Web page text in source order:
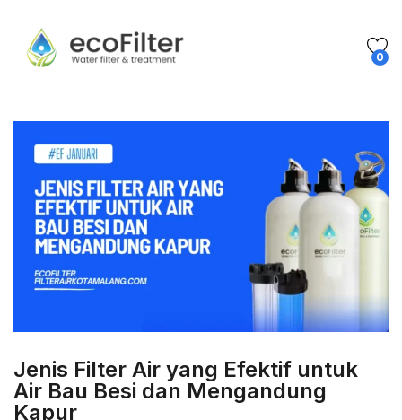
0
Jenis Filter Air yang Efektif untuk
Air Bau Besi dan Mengandung
Kapur